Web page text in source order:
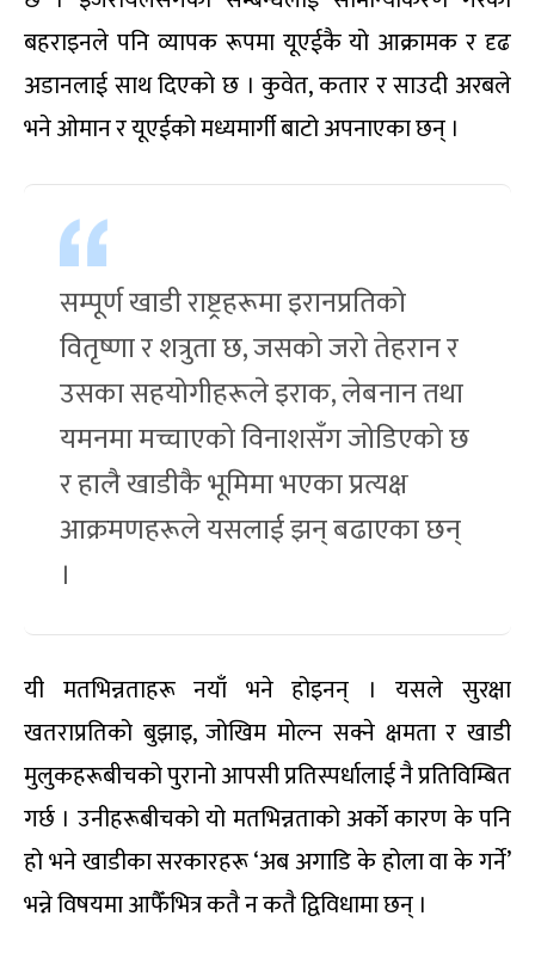
बहराइनले पनि व्यापक रूपमा यूएईकै यो आक्रामक र दृढ
अडानलाई साथ दिएको छ ।कुवेत, कतार र साउदी अरबले
भने ओमान र यूएईको मध्यमार्गी बाटो अपनाएका छन् ।
सम्पूर्ण खाडी राष्ट्रहरूमा इरानप्रतिको
वितृष्णा र शत्रुता छ, जसको जरो तेहरान र
उसका सहयोगीहरूले इराक, लेबनान तथा
यमनमा मच्चाएको विनाशसँग जोडिएको छ
र हालै खाडीकै भूमिमा भएका प्रत्यक्ष
आक्रमणहरूले यसलाई झन् बढाएका छन्
।
यी मतभिन्नताहरू नयाँ भने होइनन् । यसले सुरक्षा
खतराप्रतिको बुझाइ, जोखिम मोल्न सक्ने क्षमता र खाडी
मुलुकहरूबीचको पुरानो आपसी प्रतिस्पर्धालाई नै प्रतिविम्बित
गर्छ । उनीहरूबीचको यो मतभिन्नताको अर्को कारण के पनि
हो भने खाडीका सरकारहरू ‘अब अगाडि के होला वा के गर्ने’
भन्ने विषयमा आफैँभित्र कतै न कतै द्विविधामा छन् ।